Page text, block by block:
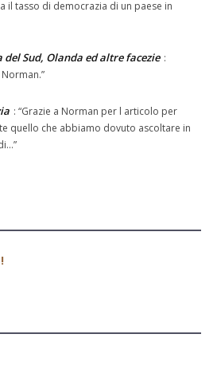
il tasso di democrazia di un paese in
del Sud, Olanda ed altre facezie :
”
: “Grazie a Norman per l articolo per
quello che abbiamo dovuto ascoltare in
”